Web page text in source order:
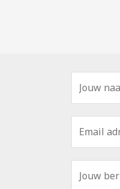
m
*m